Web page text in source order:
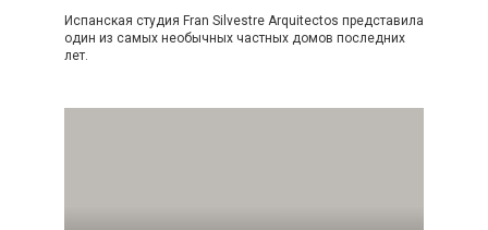
Испанская студия Fran Silvestre Arquitectos представила
один из самых необычных частных домов последних
лет.